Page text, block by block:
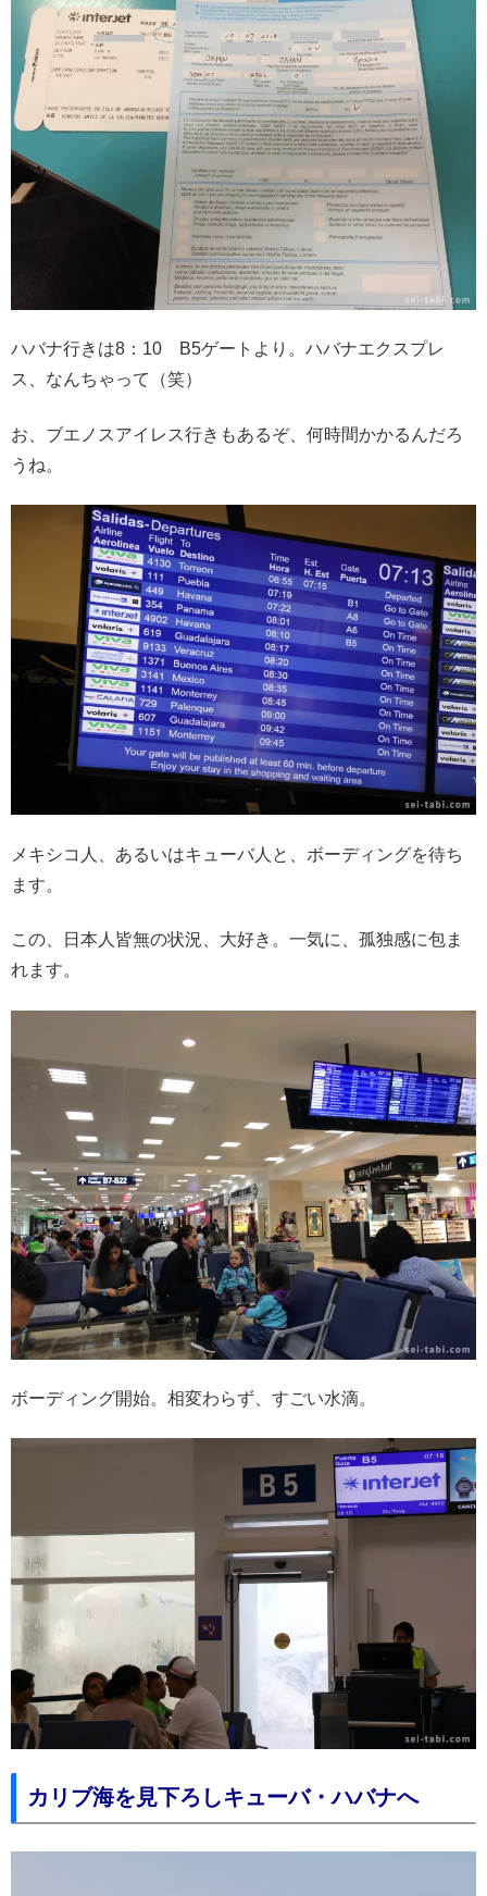
ハバナ行きは8：10 B5ゲートより。ハバナエクスプレ
ス、なんちゃって（笑）
お、ブエノスアイレス行きもあるぞ、何時間かかるんだろ
うね。
メキシコ人、あるいはキューバ人と、ボーディングを待ち
ます。
この、日本人皆無の状況、大好き。一気に、孤独感に包ま
れます。
ボーディング開始。相変わらず、すごい水滴。
カリブ海を見下ろしキューバ・ハバナへ